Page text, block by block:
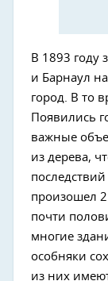
В 1893 году
и Барнаул
город. В то
Появились
важные
из дерева,
произошел
почти
многие
особняки
из них